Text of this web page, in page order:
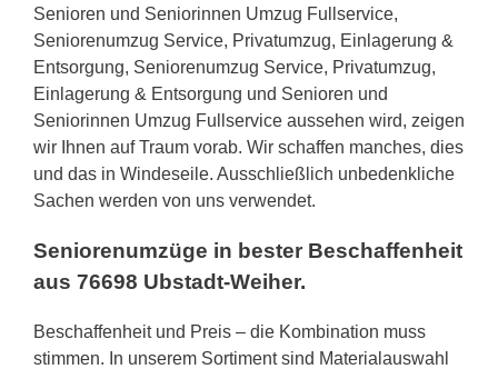
Senioren und Seniorinnen Umzug Fullservice,
Seniorenumzug Service, Privatumzug, Einlagerung &
Entsorgung, Seniorenumzug Service, Privatumzug,
Einlagerung & Entsorgung und Senioren und
Seniorinnen Umzug Fullservice aussehen wird, zeigen
wir Ihnen auf Traum vorab. Wir schaffen manches, dies
und das in Windeseile. Ausschließlich unbedenkliche
Sachen werden von uns verwendet.
Seniorenumzüge in bester Beschaffenheit
aus 76698 Ubstadt-Weiher.
Beschaffenheit und Preis – die Kombination muss
stimmen. In unserem Sortiment sind Materialauswahl